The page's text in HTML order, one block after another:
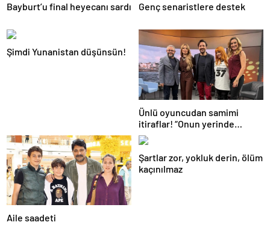
Bayburt’u final heyecanı sardı Genç senaristlere destek
Şimdi Yunanistan düşünsün!
Ünlü oyuncudan samimi
itiraflar! “Onun yerinde
olsaydım diye çok düşündüm”
Aile saadeti
Şartlar zor, yokluk derin, ölüm
kaçınılmaz